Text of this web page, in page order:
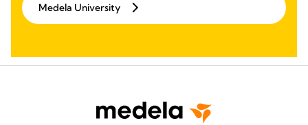
Medela University